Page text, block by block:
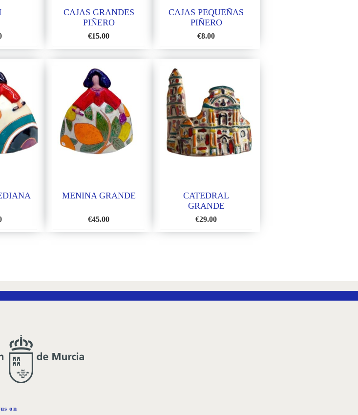
TO
WISH
LIST
CAJAS GRANDES
PIÑERO
€15.00
TO
CAJAS PEQUEÑAS
PIÑERO
€8.00
TO
LIST
MENINA GRANDE
€45.00
CATEDRAL
GRANDE
€29.00
on